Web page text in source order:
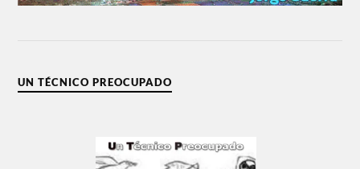
UN TÉCNICO PREOCUPADO